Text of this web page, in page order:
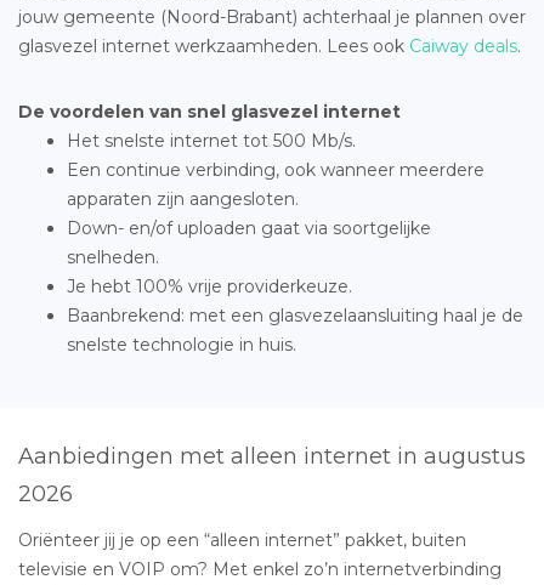
jouw gemeente (Noord-Brabant) achterhaal je plannen over
glasvezel internet werkzaamheden. Lees ook Caiway deals.
De voordelen van snel glasvezel internet
Het snelste internet tot 500 Mb/s.
Een continue verbinding, ook wanneer meerdere
apparaten zijn aangesloten.
Down- en/of uploaden gaat via soortgelijke
snelheden.
Je hebt 100% vrije providerkeuze.
Baanbrekend: met een glasvezelaansluiting haal je de
snelste technologie in huis.
Aanbiedingen met alleen internet in augustus
2026
Oriënteer jij je op een “alleen internet” pakket, buiten
televisie en VOIP om? Met enkel zo’n internetverbinding